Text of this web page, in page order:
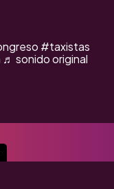
#taxistas
♬ sonido original